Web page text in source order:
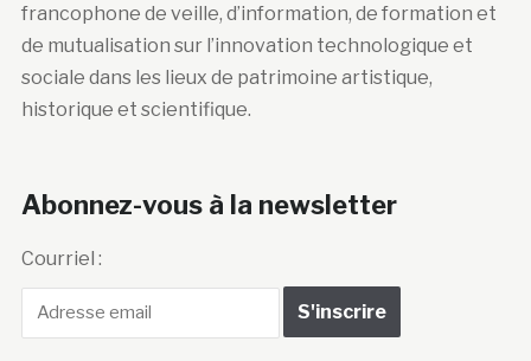
francophone de veille, d’information, de formation et
de mutualisation sur l’innovation technologique et
sociale dans les lieux de patrimoine artistique,
historique et scientifique.
Abonnez-vous à la newsletter
Courriel :